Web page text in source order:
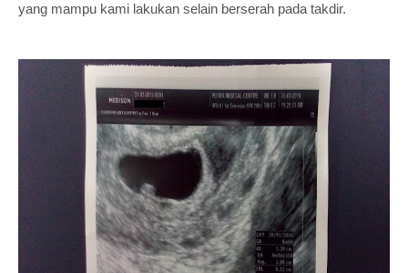
yang mampu kami lakukan selain berserah pada takdir.